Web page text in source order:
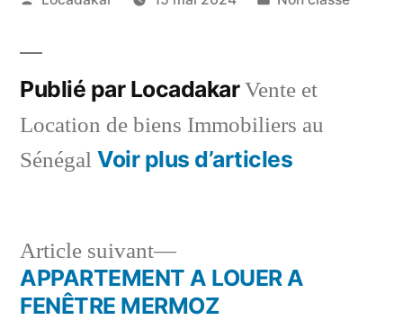
Publié par LocadakarVente et
Location de biens Immobiliers au
Sénégal Voir plus d’articles
Navigation
Article suivant
Article
suivant :
APPARTEMENT A LOUER A
FENÊTRE MERMOZ